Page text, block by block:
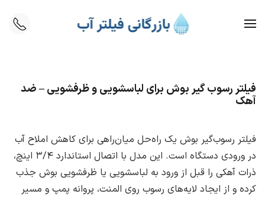
Skip to main content
فیلتر رسوب‌ گیر بوش برای لباسشویی و ظرفشویی – ضد
آهک
فیلتر رسوب‌گیر بوش یک راه‌حل میان‌راهی برای کاهش املاح آب
در ورودی دستگاه است. این مدل با اتصال استاندارد ۳/۴ اینچ،
ذرات آهکی را قبل از ورود به لباسشویی یا ظرفشویی بوش جذب
کرده و از ایجاد لایه‌های رسوب روی المنت، پروانه پمپ و مسیر